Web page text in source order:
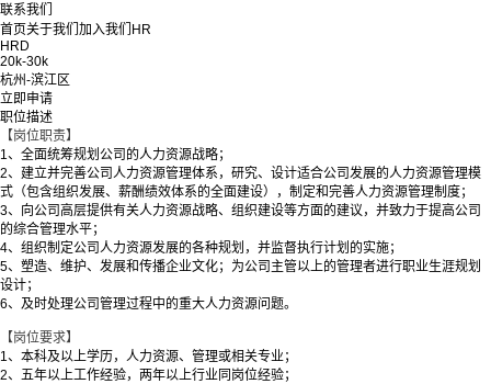
联系我们
首页关于我们 加入我们 HR
HRD
20k-30k
杭州-滨江区
立即申请
职位描述
【岗位职责】
1、全面统筹规划公司的人力资源战略；
2、建立并完善公司人力资源管理体系，研究、设计适合公司发展的人力资源管理模
式（包含组织发展、薪酬绩效体系的全面建设），制定和完善人力资源管理制度；
3、向公司高层提供有关人力资源战略、组织建设等方面的建议，并致力于提高公司
的综合管理水平；
4、组织制定公司人力资源发展的各种规划，并监督执行计划的实施；
5、塑造、维护、发展和传播企业文化；为公司主管以上的管理者进行职业生涯规划
设计；
6、及时处理公司管理过程中的重大人力资源问题。
【岗位要求】
1、本科及以上学历，人力资源、管理或相关专业；
2、五年以上工作经验，两年以上行业同岗位经验；